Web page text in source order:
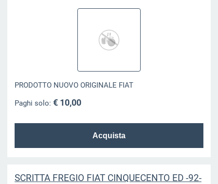
PRODOTTO NUOVO ORIGINALE FIAT
Paghi solo: € 10,00
SCRITTA FREGIO FIAT CINQUECENTO ED -92-